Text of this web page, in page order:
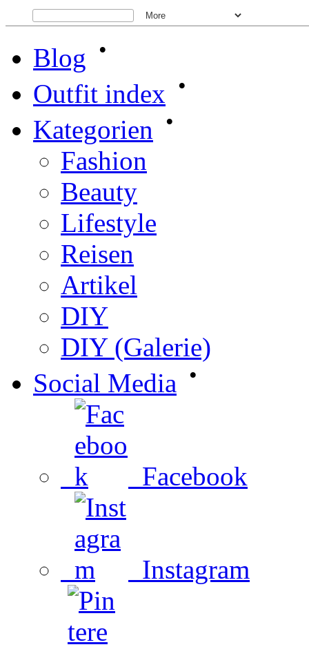
Blog •
Outfit index •
Kategorien •
Fashion
Beauty
Lifestyle
Reisen
Artikel
DIY
DIY (Galerie)
Social Media •
Facebook
Instagram